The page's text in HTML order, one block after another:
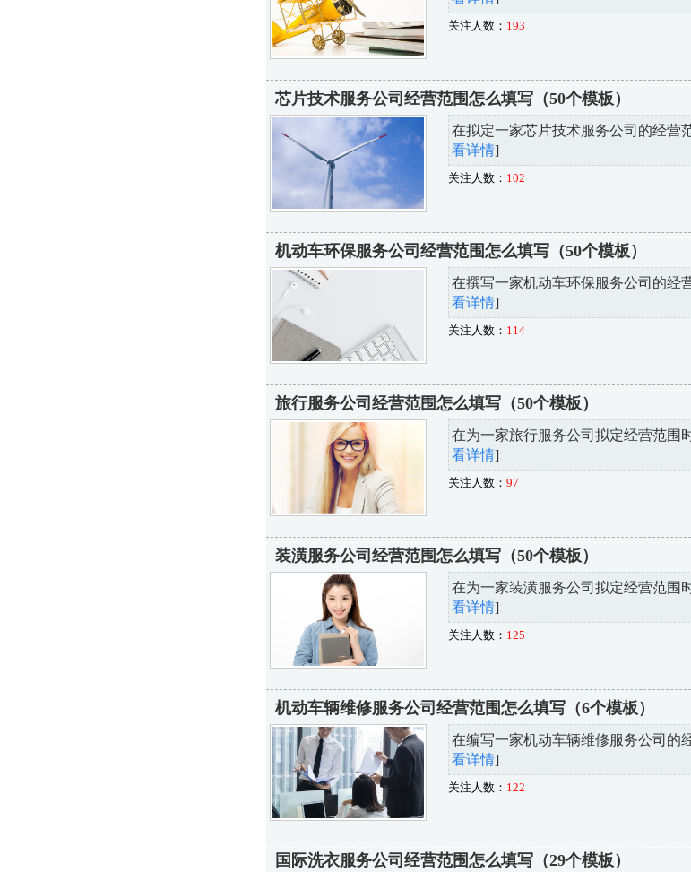
关注人数： 193
芯片技术服务公司经营范围怎么填写（50个模板）
在拟定一家芯片技术服务公司的经营
看详情]
关注人数： 102
机动车环保服务公司经营范围怎么填写（50个模板）
在撰写一家机动车环保服务公司的经
看详情]
关注人数： 114
旅行服务公司经营范围怎么填写（50个模板）
在为一家旅行服务公司拟定经营范围
看详情]
关注人数： 97
装潢服务公司经营范围怎么填写（50个模板）
在为一家装潢服务公司拟定经营范围
看详情]
关注人数： 125
机动车辆维修服务公司经营范围怎么填写（6个模板）
在编写一家机动车辆维修服务公司的
看详情]
关注人数： 122
国际洗衣服务公司经营范围怎么填写（29个模板）